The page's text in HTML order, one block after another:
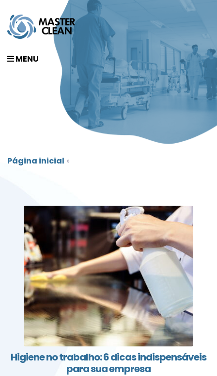
MENU
Página inicial »
Higiene no trabalho: 6 dicas indispensáveis
para sua empresa